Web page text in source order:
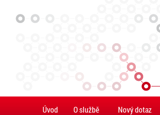
Úvod O službě Nový dotaz